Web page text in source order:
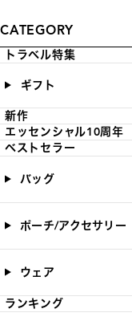
CATEGORY
トラベル特集
ギフト
新作
エッセンシャル10周年
ベストセラー
バッグ
ポーチ/アクセサリー
ウェア
ランキング